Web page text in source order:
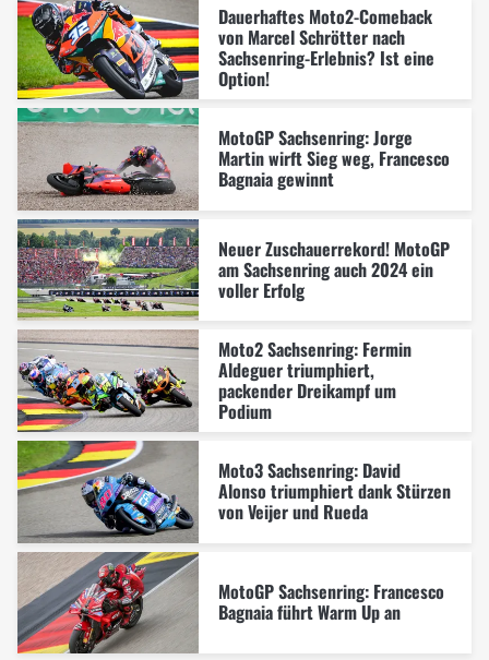
Dauerhaftes Moto2-Comeback
von Marcel Schrötter nach
Sachsenring-Erlebnis? Ist eine
Option!
MotoGP Sachsenring: Jorge
Martin wirft Sieg weg, Francesco
Bagnaia gewinnt
Neuer Zuschauerrekord! MotoGP
am Sachsenring auch 2024 ein
voller Erfolg
Moto2 Sachsenring: Fermin
Aldeguer triumphiert,
packender Dreikampf um
Podium
Moto3 Sachsenring: David
Alonso triumphiert dank Stürzen
von Veijer und Rueda
MotoGP Sachsenring: Francesco
Bagnaia führt Warm Up an